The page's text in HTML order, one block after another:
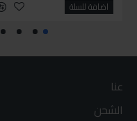
اضافة للسلة
عنا
الشحن